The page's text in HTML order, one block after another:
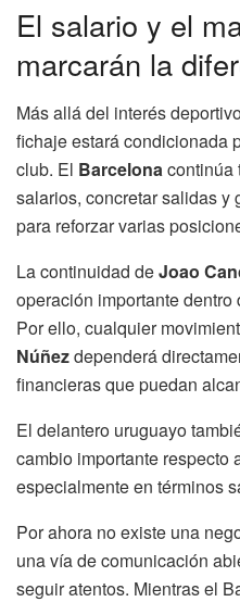
El salario y el
marcarán la
Más allá del interés
fichaje estará condicionada
club. El Barcelonacontinúa
salarios, concretar salidas y
para reforzar varias
La continuidad deJoao
operación importante
Por ello, cualquier
Núñezdependerá
financieras que puedan
El delantero uruguayo
cambio importante respecto
especialmente en términos
Por ahora no existe una
una vía de comunicación
seguir atentos. Mientras el